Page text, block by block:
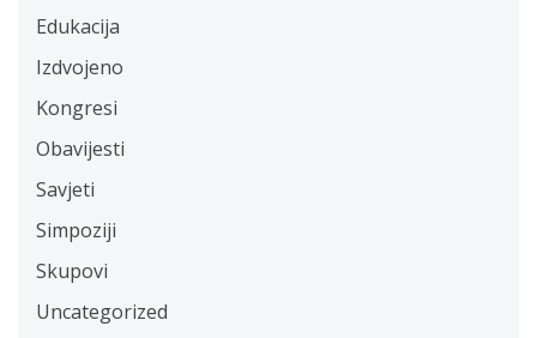
Edukacija
Izdvojeno
Kongresi
Obavijesti
Savjeti
Simpoziji
Skupovi
Uncategorized